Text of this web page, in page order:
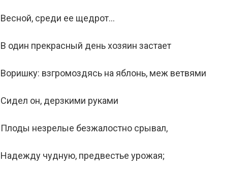
Весной, среди ее щедрот…
В один прекрасный день хозяин застает
Воришку: взгромоздясь на яблонь, меж ветвями
Сидел он, дерзкими руками
Плоды незрелые безжалостно срывал,
Надежду чудную, предвестье урожая;